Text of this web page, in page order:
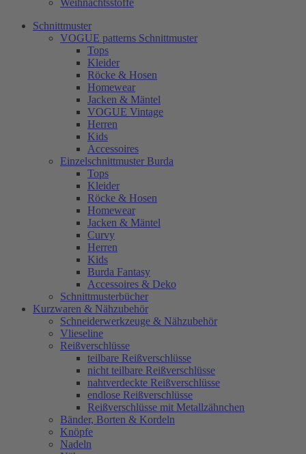
Schnittmuster
VOGUE patterns Schnittmuster
Tops
Kleider
Röcke & Hosen
Homewear
Jacken & Mäntel
VOGUE Vintage
Herren
Kids
Accessoires
Einzelschnittmuster Burda
Tops
Kleider
Röcke & Hosen
Homewear
Jacken & Mäntel
Curvy
Herren
Kids
Burda Fantasy
Accessoires & Deko
Schnittmusterbücher
Kurzwaren & Nähzubehör
Schneiderwerkzeuge & Nähzubehör
Vlieseline
Reißverschlüsse
teilbare Reißverschlüsse
nicht teilbare Reißverschlüsse
nahtverdeckte Reißverschlüsse
endlose Reißverschlüsse
Reißverschlüsse mit Metallzähnchen
Bänder, Borten & Kordeln
Knöpfe
Nadeln